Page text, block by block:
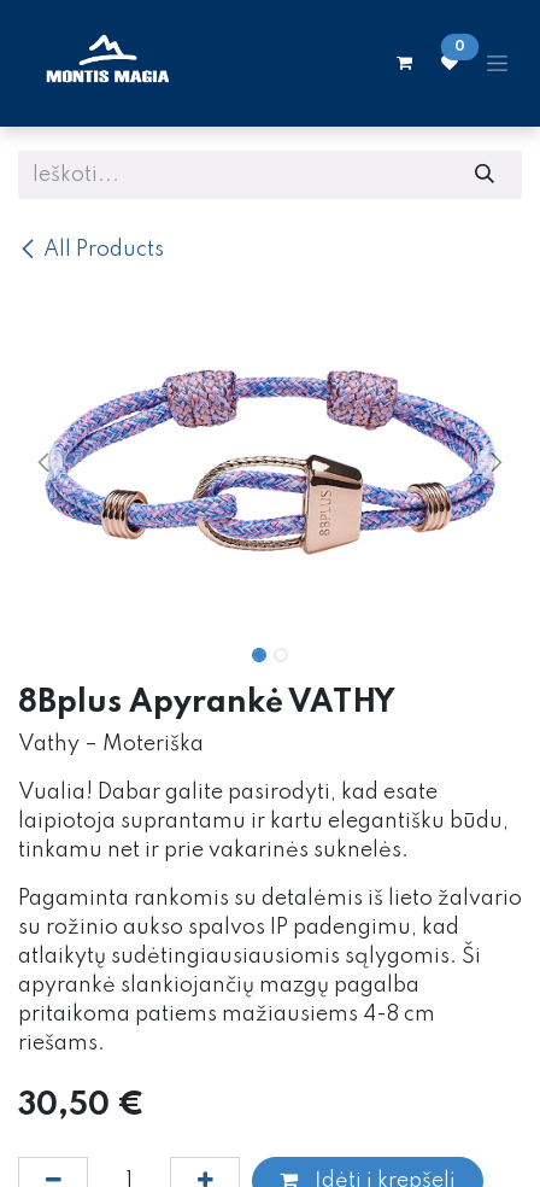
0
All Products
8Bplus Apyrankė VATHY
Vathy – Moteriška
Vualia! Dabar galite pasirodyti, kad esate
laipiotoja suprantamu ir kartu elegantišku būdu,
tinkamu net ir prie vakarinės suknelės.
Pagaminta rankomis su detalėmis iš lieto žalvario
su rožinio aukso spalvos IP padengimu, kad
atlaikytų sudėtingiausiausiomis sąlygomis. Ši
apyrankė slankiojančių mazgų pagalba
pritaikoma patiems mažiausiems 4-8 cm
riešams.
30,50 €
Įdėti į krepšelį